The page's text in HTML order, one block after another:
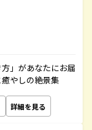
」があなたにお届
やしの絶景集
詳細を見る